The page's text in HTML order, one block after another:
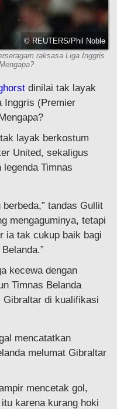
© REUTERS/Phil Noble
raksasa Liga Inggris
dinilai tak layak
Inggris (Premier
layak berkostum
United, sekaligus
Timnas
tandas Gullit
mengaguminya, tetapi
ia tak cukup baik bagi
kecewa dengan
Timnas Belanda
Gibraltar di kualifikasi
mencatatkan
melumat Gibraltar
mencetak gol,
karena kurang hoki